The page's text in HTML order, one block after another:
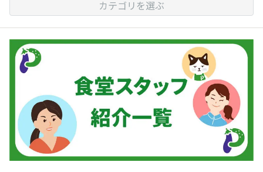
カテゴリを選ぶ